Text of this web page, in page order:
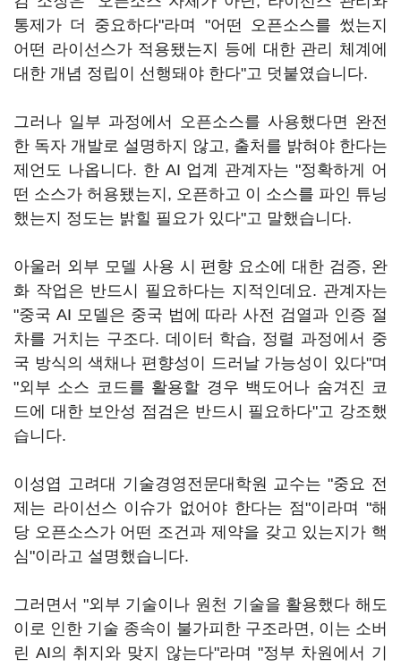
통제가 더 중요하다"라며 "어떤 오픈소스를 썼는지
어떤 라이선스가 적용됐는지 등에 대한 관리 체계에
대한 개념 정립이 선행돼야 한다"고 덧붙였습니다.
그러나 일부 과정에서 오픈소스를 사용했다면 완전
한 독자 개발로 설명하지 않고, 출처를 밝혀야 한다는
제언도 나옵니다. 한 AI 업계 관계자는 "정확하게 어
떤 소스가 허용됐는지, 오픈하고 이 소스를 파인 튜닝
했는지 정도는 밝힐 필요가 있다"고 말했습니다.
아울러 외부 모델 사용 시 편향 요소에 대한 검증, 완
화 작업은 반드시 필요하다는 지적인데요. 관계자는
"중국 AI 모델은 중국 법에 따라 사전 검열과 인증 절
차를 거치는 구조다. 데이터 학습, 정렬 과정에서 중
국 방식의 색채나 편향성이 드러날 가능성이 있다"며
"외부 소스 코드를 활용할 경우 백도어나 숨겨진 코
드에 대한 보안성 점검은 반드시 필요하다"고 강조했
습니다.
이성엽 고려대 기술경영전문대학원 교수는 "중요 전
제는 라이선스 이슈가 없어야 한다는 점"이라며 "해
당 오픈소스가 어떤 조건과 제약을 갖고 있는지가 핵
심"이라고 설명했습니다.
그러면서 "외부 기술이나 원천 기술을 활용했다 해도
이로 인한 기술 종속이 불가피한 구조라면, 이는 소버
린 AI의 취지와 맞지 않는다"라며 "정부 차원에서 기